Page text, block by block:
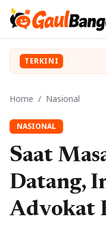
TERKINI
Home / Nasional
NASIONAL
Saat
Datang,
Advokat